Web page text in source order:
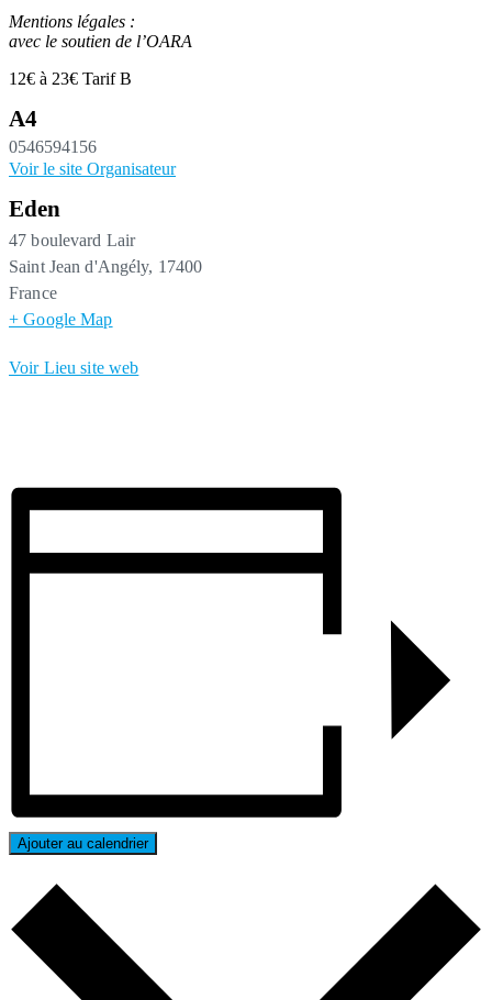
Mentions légales :
avec le soutien de l’OARA
12€ à 23€ Tarif B
A4
0546594156
Voir le site Organisateur
Eden
47 boulevard Lair
Saint Jean d'Angély, 17400
France
+ Google Map
Voir Lieu site web
Ajouter au calendrier